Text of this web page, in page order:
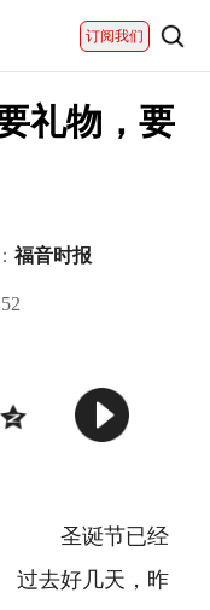
订阅我们
礼物，要
福音时报
圣诞节已经
过去好几天，昨